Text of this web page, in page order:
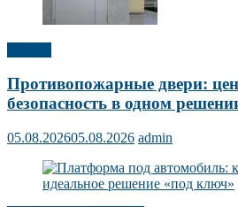
Противопожарные двери:
безопасность в одном
05.08.202605.08.2026 admin